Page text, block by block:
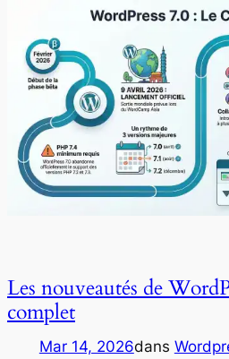
Les nouveautés de
complet
Mar 14, 2026dans